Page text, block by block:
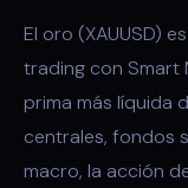
El oro (XAUUSD)
trading con Smart
prima más líquida
centrales, fondos
macro, la acción